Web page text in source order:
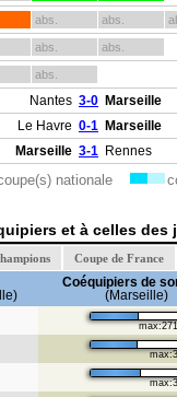
abs. abs.
abs. abs.
abs.
Nantes 3-0 Marseille
Le Havre 0-1 Marseille
Marseille 3-1 Rennes
nationale
et à celles
Coupe de France
Coéquipiers de
(Marseille)